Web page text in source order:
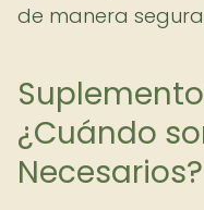
de manera
¿Cuándo
Necesarios?